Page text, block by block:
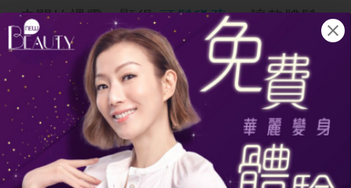
皮開始裸露，顯得 頭髮稀疏 ，讓整體髮
型看起來扁塌。